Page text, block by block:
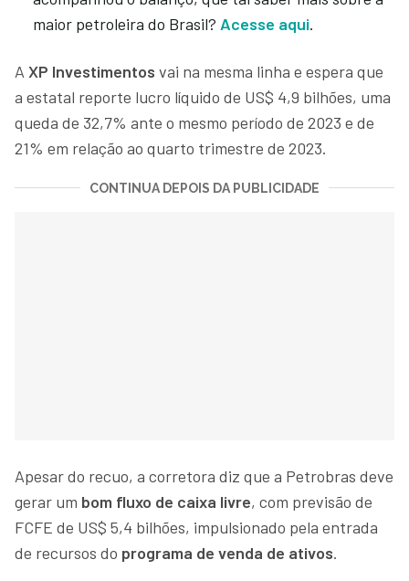
maior petroleira do Brasil? Acesse aqui.
A XP Investimentos vai na mesma linha e espera que
a estatal reporte lucro líquido de US$ 4,9 bilhões, uma
queda de 32,7% ante o mesmo período de 2023 e de
21% em relação ao quarto trimestre de 2023.
CONTINUA DEPOIS DA PUBLICIDADE
Apesar do recuo, a corretora diz que a Petrobras deve
gerar um bom fluxo de caixa livre, com previsão de
FCFE de US$ 5,4 bilhões, impulsionado pela entrada
de recursos do programa de venda de ativos.